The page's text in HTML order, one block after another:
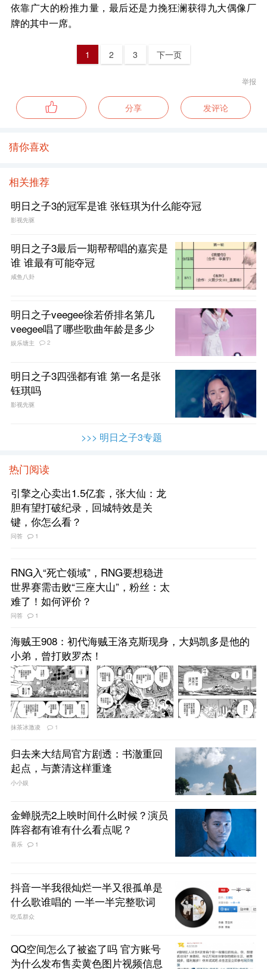
依靠广大的粉推力量，最后还是力挽狂澜获得九大偶像厂
牌的其中一席。
1 2 3 下一页
举报
分享 发评论
猜你喜欢
相关推荐
明日之子3的冠军是谁 张钰琪为什么能夺冠
影视先驱
明日之子3最后一期帮帮唱的嘉宾是
谁 谁最有可能夺冠
咸鱼八卦
明日之子veegee徐若侨排名第几
veegee唱了哪些歌曲年龄是多少
娱乐塘主 2
明日之子3四强都有谁 第一名是张
钰琪吗
影视先驱
>>> 明日之子3专题
热门阅读
引擎之心卖出1.5亿套，张大仙：龙
胆有望打破纪录，回城特效是关
键，你怎么看？
问答 1
RNG入“死亡领域”，RNG要想稳进
世界赛需击败“三座大山”，粉丝：太
难了！如何评价？
问答 1
海贼王908：初代海贼王洛克斯现身，大妈凯多是他的
小弟，曾打败罗杰！
抹茶冰激凌 1
归去来大结局官方剧透：书澈重回
起点，与萧清这样重逢
小小娱
金蝉脱壳2上映时间什么时候？演员
阵容都有谁有什么看点呢？
喜乐 1
抖音一半我很灿烂一半又很孤单是
什么歌谁唱的 一半一半完整歌词
吃瓜群众
QQ空间怎么了被盗了吗 官方账号
为什么发布售卖黄色图片视频信息